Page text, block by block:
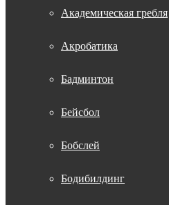
Академическая гребля
Акробатика
Бадминтон
Бейсбол
Бобслей
Бодибилдинг